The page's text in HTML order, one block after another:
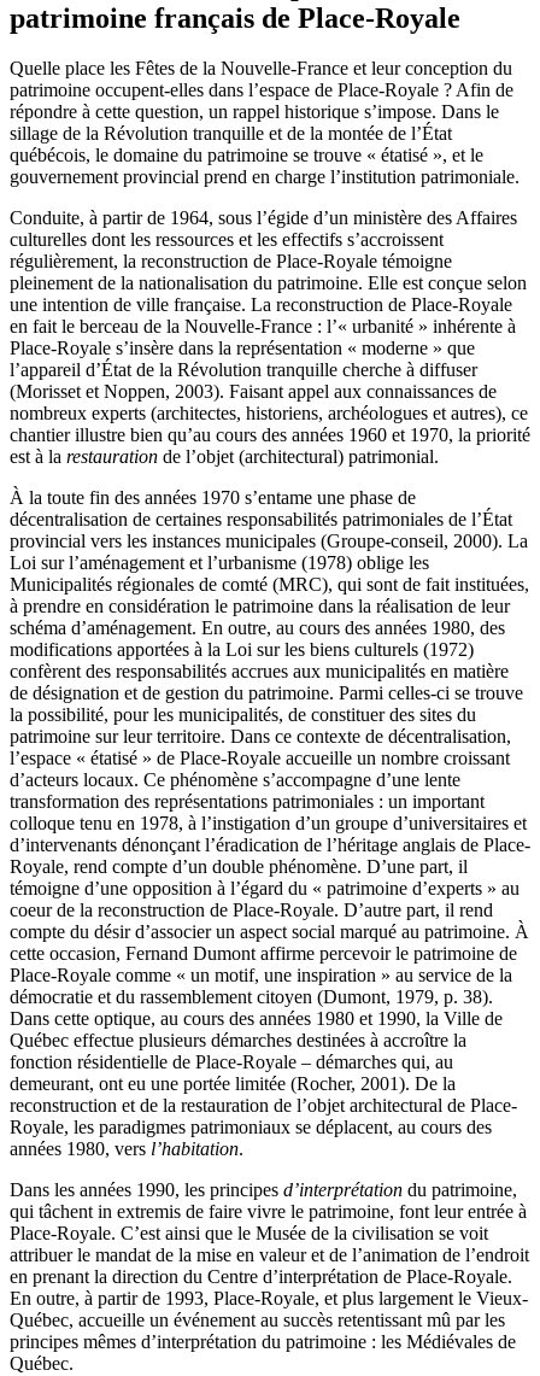
patrimoine français de Place-Royale
Quelle place les Fêtes de la Nouvelle-France et leur conception du
patrimoine occupent-elles dans l’espace de Place-Royale ? Afin de
répondre à cette question, un rappel historique s’impose. Dans le
sillage de la Révolution tranquille et de la montée de l’État
québécois, le domaine du patrimoine se trouve « étatisé », et le
gouvernement provincial prend en charge l’institution patrimoniale.
Conduite, à partir de 1964, sous l’égide d’un ministère des Affaires
culturelles dont les ressources et les effectifs s’accroissent
régulièrement, la reconstruction de Place-Royale témoigne
pleinement de la nationalisation du patrimoine. Elle est conçue selon
une intention de ville française. La reconstruction de Place-Royale
en fait le berceau de la Nouvelle-France : l’« urbanité » inhérente à
Place-Royale s’insère dans la représentation « moderne » que
l’appareil d’État de la Révolution tranquille cherche à diffuser
(MorissetetNoppen, 2003). Faisant appel aux connaissances de
nombreux experts (architectes, historiens, archéologues et autres), ce
chantier illustre bien qu’au cours des années 1960 et 1970, la priorité
est à la restauration de l’objet (architectural) patrimonial.
À la toute fin des années 1970 s’entame une phase de
décentralisation de certaines responsabilités patrimoniales de l’État
provincial vers les instances municipales (Groupe-conseil, 2000). La
Loi sur l’aménagement et l’urbanisme (1978) oblige les
Municipalités régionales de comté (MRC), qui sont de fait instituées,
à prendre en considération le patrimoine dans la réalisation de leur
schéma d’aménagement. En outre, au cours des années 1980, des
modifications apportées à la Loi sur les biens culturels (1972)
confèrent des responsabilités accrues aux municipalités en matière
de désignation et de gestion du patrimoine. Parmi celles-ci se trouve
la possibilité, pour les municipalités, de constituer des sites du
patrimoine sur leur territoire. Dans ce contexte de décentralisation,
l’espace « étatisé » de Place-Royale accueille un nombre croissant
d’acteurs locaux. Ce phénomène s’accompagne d’une lente
transformation des représentations patrimoniales : un important
colloque tenu en 1978, à l’instigation d’un groupe d’universitaires et
d’intervenants dénonçant l’éradication de l’héritage anglais de Place-
Royale, rend compte d’un double phénomène. D’une part, il
témoigne d’une opposition à l’égard du « patrimoine d’experts » au
coeur de la reconstruction de Place-Royale. D’autre part, il rend
compte du désir d’associer un aspect social marqué au patrimoine. À
cette occasion, Fernand Dumont affirme percevoir le patrimoine de
Place-Royale comme « un motif, une inspiration » au service de la
démocratie et du rassemblement citoyen (Dumont, 1979, p. 38).
Dans cette optique, au cours des années 1980 et 1990, la Ville de
Québec effectue plusieurs démarches destinées à accroître la
fonction résidentielle de Place-Royale – démarches qui, au
demeurant, ont eu une portée limitée (Rocher, 2001). De la
reconstruction et de la restauration de l’objet architectural de Place-
Royale, les paradigmes patrimoniaux se déplacent, au cours des
années 1980, vers l’habitation.
Dans les années 1990, les principes d’interprétation du patrimoine,
qui tâchent in extremis de faire vivre le patrimoine, font leur entrée à
Place-Royale. C’est ainsi que le Musée de la civilisation se voit
attribuer le mandat de la mise en valeur et de l’animation de l’endroit
en prenant la direction du Centre d’interprétation de Place-Royale.
En outre, à partir de 1993, Place-Royale, et plus largement le Vieux-
Québec, accueille un événement au succès retentissant mû par les
principes mêmes d’interprétation du patrimoine : les Médiévales de
Québec.